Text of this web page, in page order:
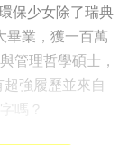
保少女除了瑞典
畢業，獲一百萬
管理哲學碩士，
強履歷並來自
嗎？